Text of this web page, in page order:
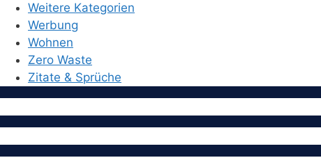
Weitere Kategorien
Werbung
Wohnen
Zero Waste
Zitate & Sprüche